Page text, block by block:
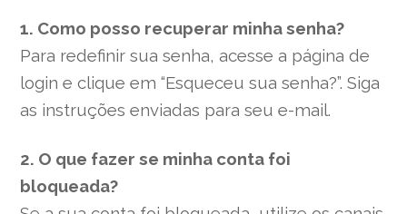
1. Como posso recuperar minha senha?
Para redefinir sua senha, acesse a página de
login e clique em “Esqueceu sua senha?”. Siga
as instruções enviadas para seu e-mail.
2. O que fazer se minha conta foi
bloqueada?